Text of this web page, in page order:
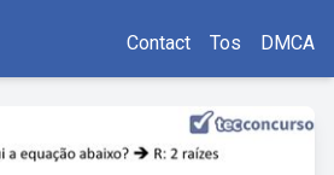
Contact Tos DMCA